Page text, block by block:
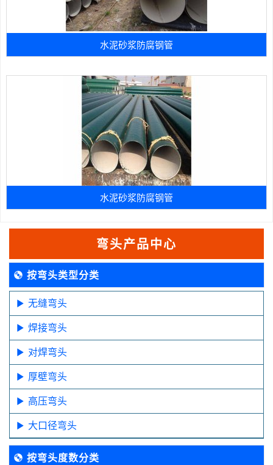
水泥砂浆防腐钢管
水泥砂浆防腐钢管
弯头产品中心
按弯头类型分类
无缝弯头
焊接弯头
对焊弯头
厚壁弯头
高压弯头
大口径弯头
按弯头度数分类